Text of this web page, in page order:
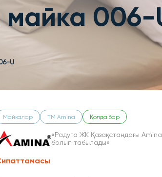
майка 006-
U
Майкалар ТМ Amina Қолда бар
«Радуга ЖК Қазақстандағы
болып табылады»